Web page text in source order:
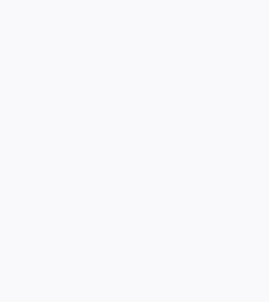
銀行、SMBCベンチャー
式会社グループ、Sony